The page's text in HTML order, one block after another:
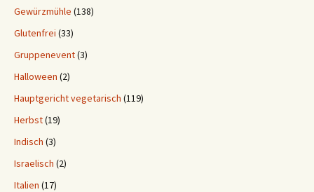
Gewürzmühle (138)
Glutenfrei (33)
Gruppenevent(3)
Halloween (2)
Hauptgericht vegetarisch (119)
Herbst(19)
Indisch (3)
Israelisch (2)
Italien (17)